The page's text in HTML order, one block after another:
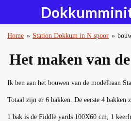
de
Home » Station Dokkum in N spoor »
Het maken van
Ik ben aan het bouwen van de modelbaan
Totaal zijn er 6 bakken. De eerste 4 bakken
1 bak is de Fiddle yards 100X60 cm, 1